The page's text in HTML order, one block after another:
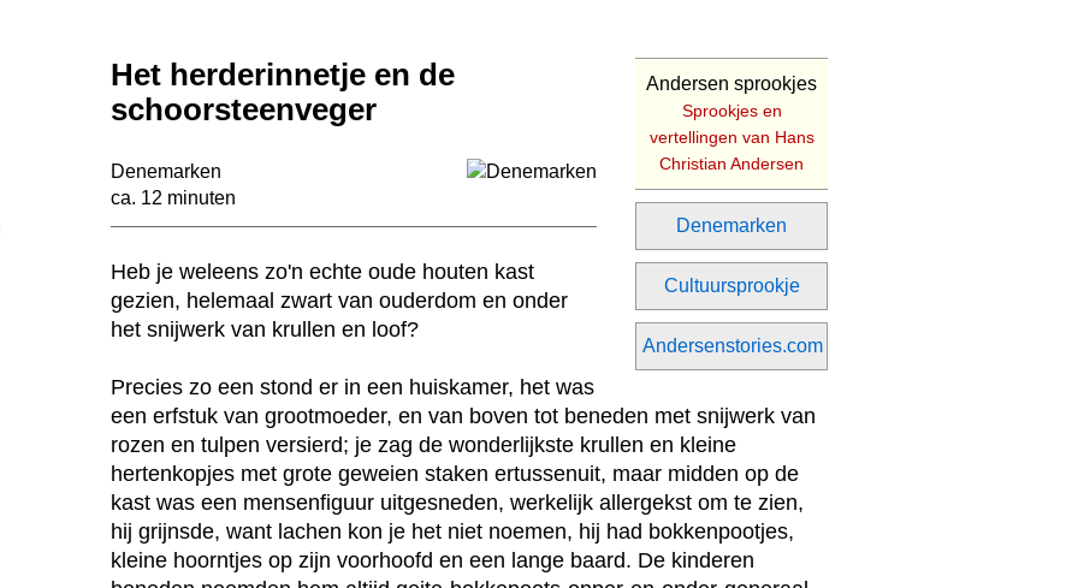
Andersen sprookjes
Sprookjes en
vertellingen van Hans
Christian Andersen
Denemarken
Cultuursprookje
Andersenstories.com
Het herderinnetje en de
schoorsteenveger
Denemarken
ca. 12 minuten
Heb je weleens zo'n echte oude houten kast
gezien, helemaal zwart van ouderdom en onder
het snijwerk van krullen en loof?
Precies zo een stond er in een huiskamer, het was
een erfstuk van grootmoeder, en van boven tot beneden met snijwerk van
rozen en tulpen versierd; je zag de wonderlijkste krullen en kleine
hertenkopjes met grote geweien staken ertussenuit, maar midden op de
kast was een mensenfiguur uitgesneden, werkelijk allergekst om te zien,
hij grijnsde, want lachen kon je het niet noemen, hij had bokkenpootjes,
kleine hoorntjes op zijn voorhoofd en een lange baard. De kinderen